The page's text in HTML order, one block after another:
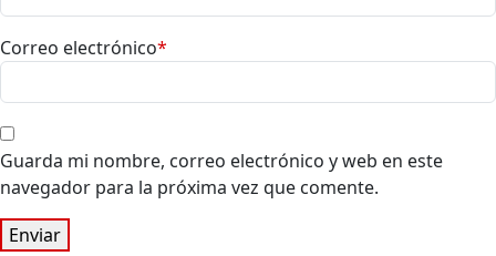
Correo electrónico*
Guarda mi nombre, correo electrónico y web en este
navegador para la próxima vez que comente.